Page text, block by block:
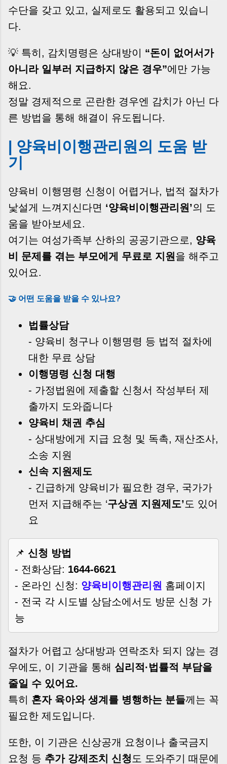
수단을 갖고 있고, 실제로도 활용되고 있습니
다.
💡 특히, 감치명령은 상대방이 “돈이 없어서가
아니라 일부러 지급하지 않은 경우”에만 가능
해요.
정말 경제적으로 곤란한 경우엔 감치가 아닌 다
른 방법을 통해 해결이 유도됩니다.
| 양육비이행관리원의 도움 받
기
양육비 이행명령 신청이 어렵거나, 법적 절차가
낯설게 느껴지신다면 ‘양육비이행관리원’의 도
움을 받아보세요.
여기는 여성가족부 산하의 공공기관으로, 양육
비 문제를 겪는 부모에게 무료로 지원을 해주고
있어요.
🤝 어떤 도움을 받을 수 있나요?
법률상담
- 양육비 청구나 이행명령 등 법적 절차에
대한 무료 상담
이행명령 신청 대행
- 가정법원에 제출할 신청서 작성부터 제
출까지 도와줍니다
양육비 채권 추심
- 상대방에게 지급 요청 및 독촉, 재산조사,
소송 지원
신속 지원제도
- 긴급하게 양육비가 필요한 경우, 국가가
먼저 지급해주는 ‘구상권 지원제도’도 있어
요
📌 신청 방법
- 전화상담: 1644-6621
- 온라인 신청: 양육비이행관리원 홈페이지
- 전국 각 시도별 상담소에서도 방문 신청 가
능
절차가 어렵고 상대방과 연락조차 되지 않는 경
우에도, 이 기관을 통해 심리적·법률적 부담을
줄일 수 있어요.
특히 혼자 육아와 생계를 병행하는 분들께는 꼭
필요한 제도입니다.
또한, 이 기관은 신상공개 요청이나 출국금지
요청 등 추가 강제조치 신청도 도와주기 때문에